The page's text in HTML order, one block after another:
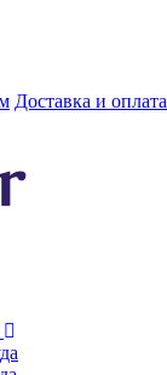
Доставка и оплата